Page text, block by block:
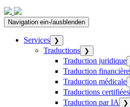
Navigation ein-/ausblenden
Services ❯
Traductions ❯
Traduction juridique
Traduction financière
Traduction médicale
Traductions certifiées
Traduction par IA ❯